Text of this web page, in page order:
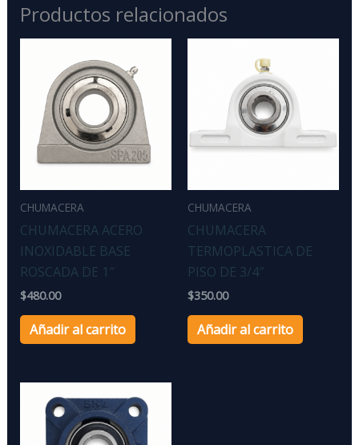
Productos relacionados
CHUMACERA
CHUMACERA ACERO
INOXIDABLE BASE
ROSCADA DE 1″
$480.00
Añadir al carrito
CHUMACERA
CHUMACERA
TERMOPLASTICA DE
PISO DE 3/4″
$350.00
Añadir al carrito